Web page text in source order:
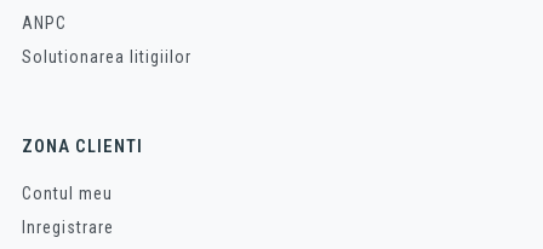
ANPC
Solutionarea litigiilor
ZONA CLIENTI
Contul meu
Inregistrare